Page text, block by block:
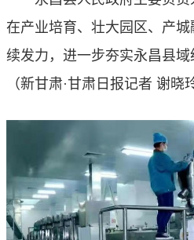
在产业培育、壮大园区、产
续发力，进一步夯实永昌县域
（新甘肃·甘肃日报记者 谢晓